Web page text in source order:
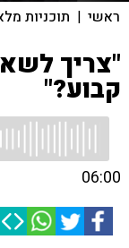
ראשי | תוכניות
"צריך
קבוע?"
06:00